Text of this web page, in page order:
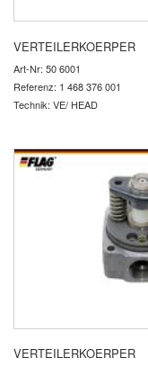
VERTEILERKOERPER
Art-Nr: 50 6001
Referenz: 1 468 376 001
Technik: VE/ HEAD
VERTEILERKOERPER